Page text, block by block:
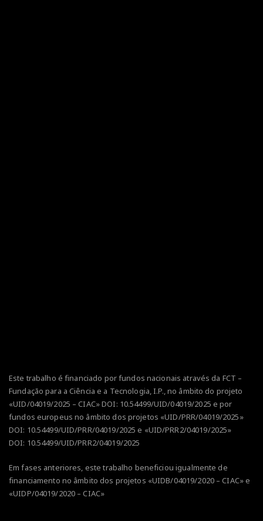
Este trabalho é financiado por fundos nacionais através da FCT –
Fundação para a Ciência e a Tecnologia, I.P., no âmbito do projeto
«UID/04019/2025 – CIAC» DOI: 10.54499/UID/04019/2025 e por
fundos europeus no âmbito dos projetos «UID/PRR/04019/2025»
DOI: 10.54499/UID/PRR/04019/2025 e «UID/PRR2/04019/2025»
DOI: 10.54499/UID/PRR2/04019/2025
Em fases anteriores, este trabalho beneficiou igualmente de
financiamento no âmbito dos projetos «UIDB/04019/2020 – CIAC» e
«UIDP/04019/2020 – CIAC»